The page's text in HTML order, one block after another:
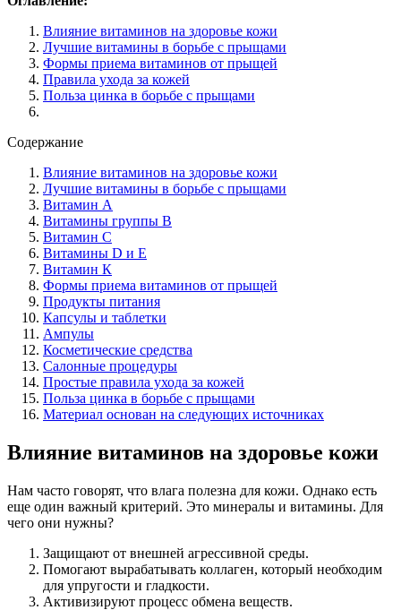
Влияние витаминов на здоровье кожи
Лучшие витамины в борьбе с прыщами
Формы приема витаминов от прыщей
Правила ухода за кожей
Польза цинка в борьбе с прыщами
Содержание
Влияние витаминов на здоровье кожи
Лучшие витамины в борьбе с прыщами
Витамин А
Витамины группы В
Витамин С
Витамины D и E
Витамин К
Формы приема витаминов от прыщей
Продукты питания
Капсулы и таблетки
Ампулы
Косметические средства
Салонные процедуры
Простые правила ухода за кожей
Польза цинка в борьбе с прыщами
Материал основан на следующих источниках
Влияние витаминов на здоровье кожи
Нам часто говорят, что влага полезна для кожи. Однако есть
еще один важный критерий. Это минералы и витамины. Для
чего они нужны?
Защищают от внешней агрессивной среды.
Помогают вырабатывать коллаген, который необходим
для упругости и гладкости.
Активизируют процесс обмена веществ.